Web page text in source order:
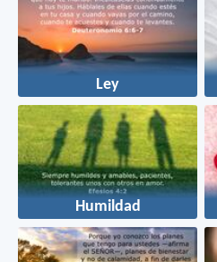
Ley
Humildad